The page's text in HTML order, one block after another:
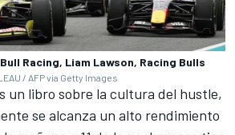
Racing, Liam Lawson, Racing Bulls
/ AFP via Getty Images
un libro sobre la cultura del hustle,
se alcanza un alto rendimiento